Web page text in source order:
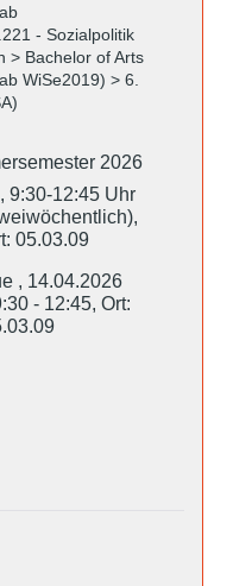
- Sozialpolitik
> Bachelor of Arts
WiSe2019) > 6.
2026
9:30-12:45 Uhr
05.03.09
, 14.04.2026
- 12:45, Ort: